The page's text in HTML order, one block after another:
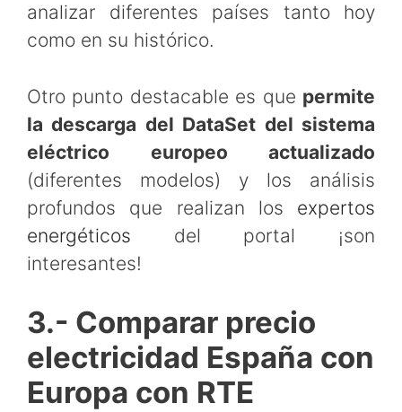
analizar diferentes países tanto hoy
como en su histórico.
Otro punto destacable es que permite
la descarga del DataSet del sistema
eléctrico europeo actualizado
(diferentes modelos) y los análisis
profundos que realizan los expertos
energéticos del portal ¡son
interesantes!
3.- Comparar precio
electricidad España con
Europa con RTE